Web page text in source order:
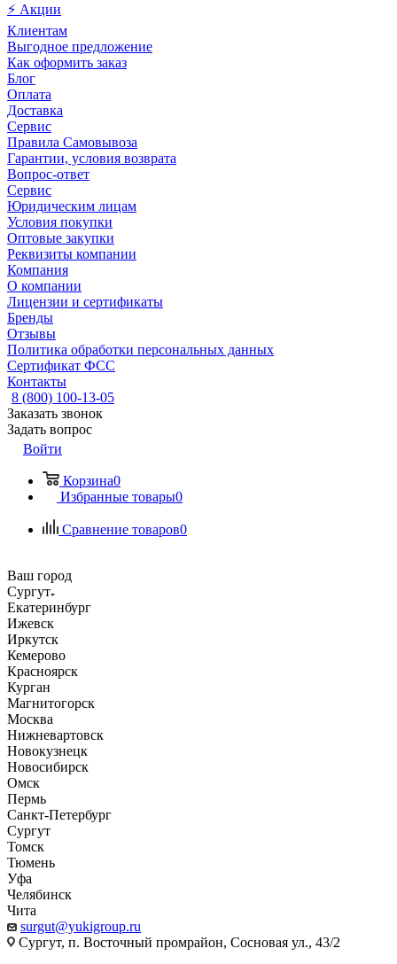
⚡ Акции
Клиентам
Выгодное предложение
Как оформить заказ
Блог
Оплата
Доставка
Сервис
Правила Самовывоза
Гарантии, условия возврата
Вопрос-ответ
Сервис
Юридическим лицам
Условия покупки
Оптовые закупки
Реквизиты компании
Компания
О компании
Лицензии и сертификаты
Бренды
Отзывы
Политика обработки персональных данных
Сертификат ФСС
Контакты
8 (800) 100-13-05
Заказать звонок
Задать вопрос
Войти
Корзина0
Избранные товары0
Сравнение товаров0
Ваш город
Сургут
Екатеринбург
Ижевск
Иркутск
Кемерово
Красноярск
Курган
Магнитогорск
Москва
Нижневартовск
Новокузнецк
Новосибирск
Омск
Пермь
Санкт-Петербург
Сургут
Томск
Тюмень
Уфа
Челябинск
Чита
surgut@yukigroup.ru
Сургут, п. Восточный промрайон, Сосновая ул., 43/2